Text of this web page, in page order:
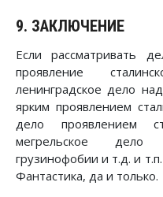
9. ЗАКЛЮЧЕНИЕ
Если рассматривать
проявление
ленинградское дело
ярким проявлением
дело проявлением
мегрельское дело
грузинофобии и т.д. и
Фантастика, да и только.